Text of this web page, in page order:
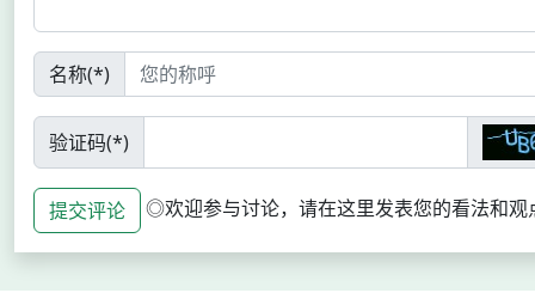
名称(*)
验证码(*)
提交评论 ◎欢迎参与讨论，请在这里发表您的看法和观